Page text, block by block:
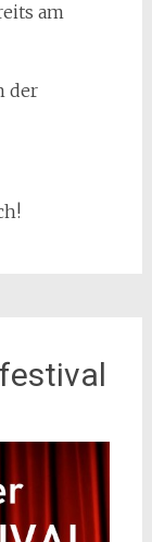
am
der